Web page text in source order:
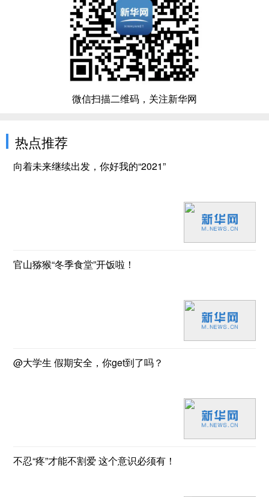
微信扫描二维码，关注新华网
热点推荐
向着未来继续出发，你好我的“2021”
官山猕猴“冬季食堂”开饭啦！
@大学生 假期安全，你get到了吗？
不忍“疼”才能不割爱 这个意识必须有！